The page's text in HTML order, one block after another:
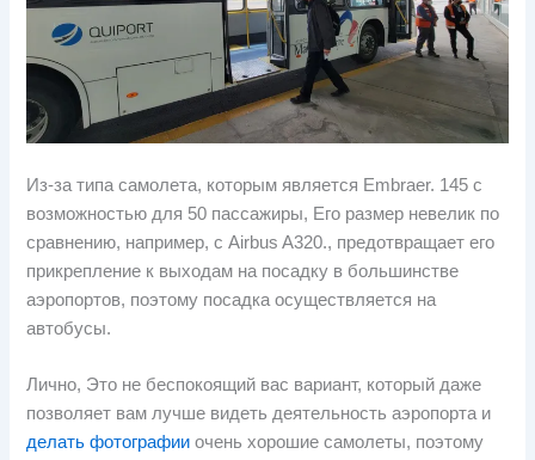
Из-за типа самолета, которым является Embraer. 145 с
возможностью для 50 пассажиры, Его размер невелик по
сравнению, например, с Airbus A320., предотвращает его
прикрепление к выходам на посадку в большинстве
аэропортов, поэтому посадка осуществляется на
автобусы.
Лично, Это не беспокоящий вас вариант, который даже
позволяет вам лучше видеть деятельность аэропорта и
делать фотографии очень хорошие самолеты, поэтому